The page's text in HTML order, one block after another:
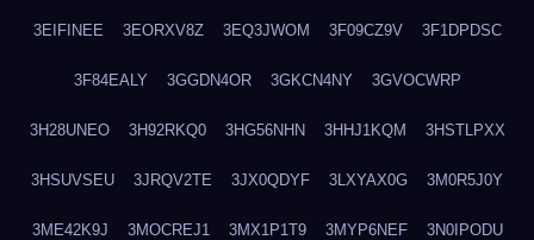
3EIFINEE 3EORXV8Z 3EQ3JWOM 3F09CZ9V 3F1DPDSC
3F84EALY 3GGDN4OR 3GKCN4NY 3GVOCWRP
3H28UNEO 3H92RKQ0 3HG56NHN 3HHJ1KQM 3HSTLPXX
3HSUVSEU 3JRQV2TE 3JX0QDYF 3LXYAX0G 3M0R5J0Y
3ME42K9J 3MOCREJ1 3MX1P1T9 3MYP6NEF 3N0IPODU